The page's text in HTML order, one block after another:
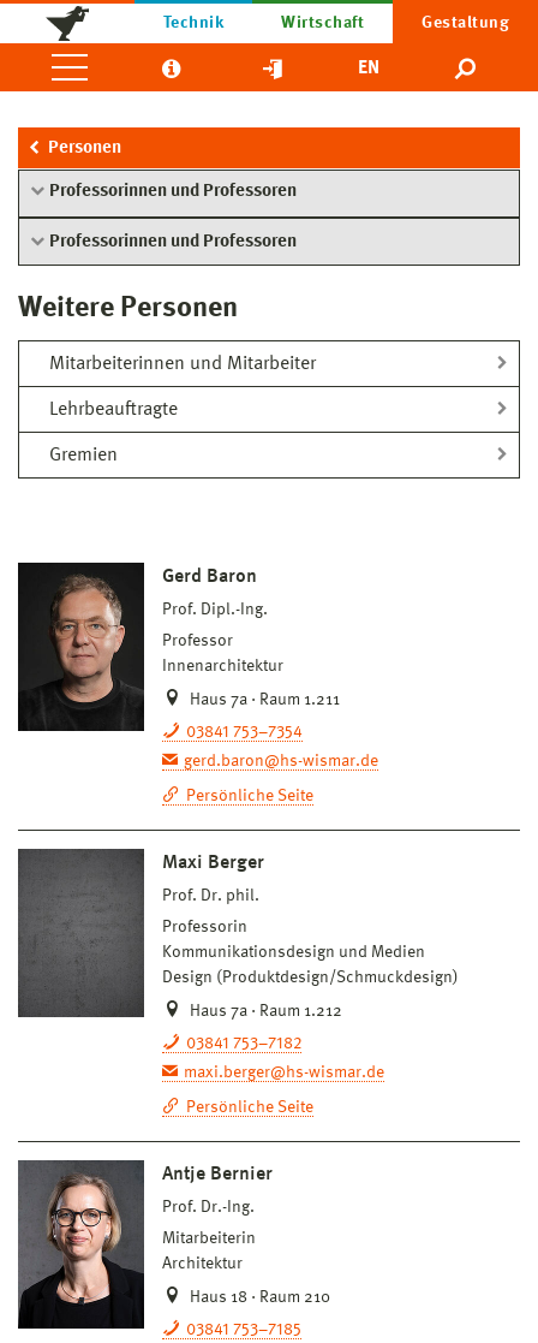
Technik Wirtschaft Gestaltung
EN
Personen
Professorinnen und Professoren
Professorinnen und Professoren
Weitere Personen
Mitarbeiterinnen und Mitarbeiter
Lehrbeauftragte
Gremien
Gerd Baron
Prof. Dipl.-Ing.
Professor
Innenarchitektur
Haus 7a · Raum 1.211
03841 753–7354
gerd.baron@hs-wismar.de
Persönliche Seite
Maxi Berger
Prof. Dr. phil.
Professorin
Kommunikationsdesign und Medien
Design (Produktdesign/Schmuckdesign)
Haus 7a · Raum 1.212
03841 753–7182
maxi.berger@hs-wismar.de
Persönliche Seite
Antje Bernier
Prof. Dr.-Ing.
Mitarbeiterin
Architektur
Haus 18 · Raum 210
03841 753–7185